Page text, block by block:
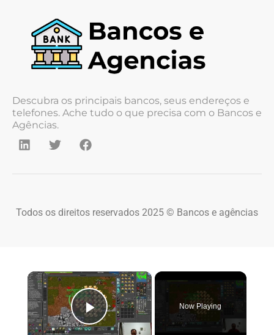
Descubra os principais bancos, seus endereços e
telefones. Ache tudo o que precisa com o Bancos e
Agências.
Todos os direitos reservados 2025 © Bancos e agências
×
Play Video
Now Playing